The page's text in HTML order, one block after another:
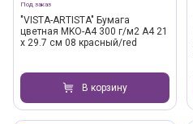
Под заказ
"VISTA-ARTISTA" Бумага
цветная MKO-A4 300 г/м2 A4 21
х 29.7 см 08 красный/red
В корзину